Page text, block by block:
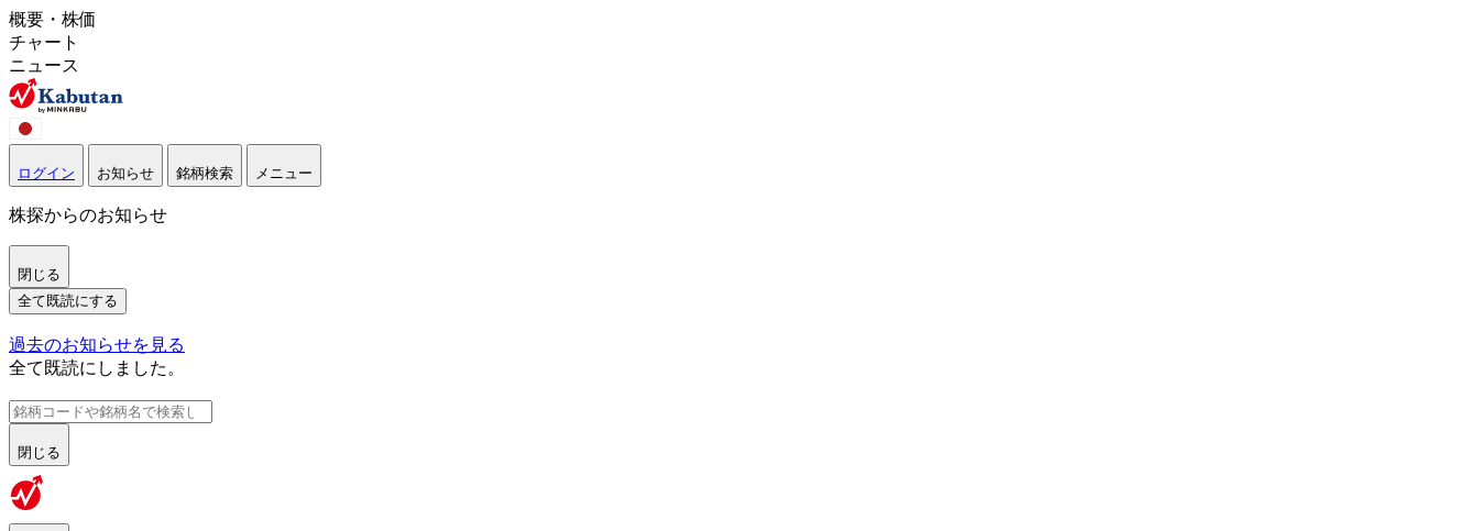
概要・株価
チャート
ニュース
ログイン お知らせ 銘柄検索 メニュー
株探からのお知らせ
閉じる
全て既読にする
過去のお知らせを見る
全て既読にしました。
閉じる